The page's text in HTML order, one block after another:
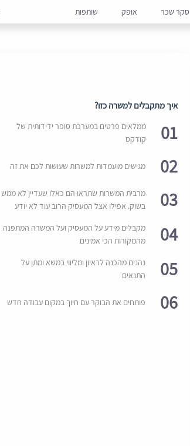
סקר שכר אופק שותפות
איך מתקבלים למשרה כזו?
01
ממלאים פרטים במערכת סופר ידידותית של
קודקס
02 מגישים מועמדות למשרות שעושות לכם את זה
03
מרבית המשרות שתראו הם כאלו שעדיין לא ממש
בשוק. אפילו אצל המעסיק הרוב עוד לא יודע
04
מקבלים מידע על המעסיק ועל המשרה המתפנה
מהמקורות הכי אמינים
05
נהנים מהכנה לראיון ומליווי במשא ומתן על
התנאים
06 פותחים את הבוקר עם חיוך במקום עבודה חדש